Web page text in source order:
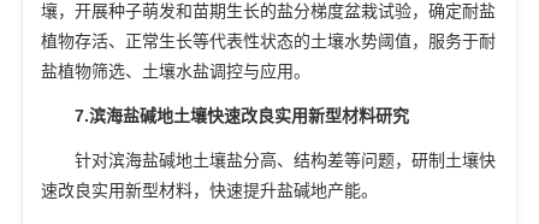
壤，开展种子萌发和苗期生长的盐分梯度盆栽试验，确定耐盐
植物存活、正常生长等代表性状态的土壤水势阈值，服务于耐
盐植物筛选、土壤水盐调控与应用。
7.滨海盐碱地土壤快速改良实用新型材料研究
针对滨海盐碱地土壤盐分高、结构差等问题，研制土壤快
速改良实用新型材料，快速提升盐碱地产能。